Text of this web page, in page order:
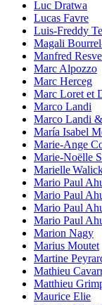
Luc Dratwa
Lucas Favre
Luis-Freddy
Magali
Manfred
Marc Alpozzo
Marc Herceg
Marc Loret et
Marco Landi
Marco Landi
María Isabel
Marie-Ange
Marie-Noëlle
Marielle
Mario Paul
Mario Paul
Mario Paul
Mario Paul
Marion Nagy
Marius Moutet
Martine
Mathieu
Matthieu
Maurice Elie